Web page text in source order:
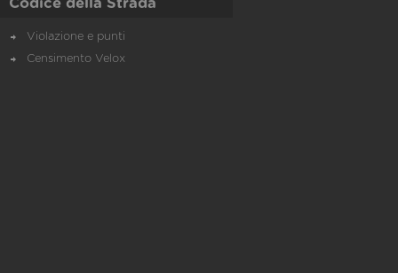
Codice della Strada
Violazione e punti
Censimento Velox